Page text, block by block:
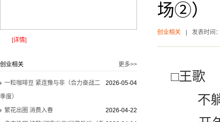
[详情]
更多>>
创业相关
2026-05-04
一粒咖啡豆 紧连豫与非（合力奋战二
季度）
2026-04-22
繁花出圈 消费入春
场②）
创业相关 发表时间
□王歌
不躺